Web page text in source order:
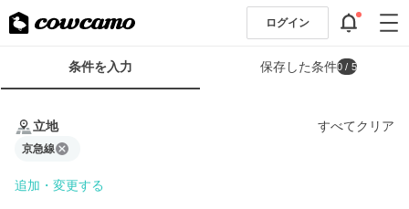
ログイン
条
条件を入力 保存した条件0 / 5
立地 すべてクリア
京急線
追加・変更する